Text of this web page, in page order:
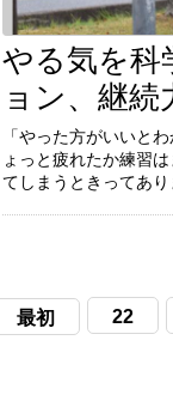
「やった方がいいと
ょっと疲れたか練習
てしまうときってあり
やる気を科
ョン、継
「やった方がいいと
ょっと疲れたか練習はまた今度...」 そ
てしまうときってあり
最初 22